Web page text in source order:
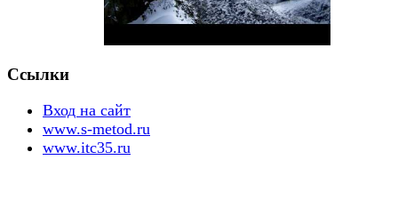
Ссылки
Вход на сайт
www.s-metod.ru
www.itc35.ru